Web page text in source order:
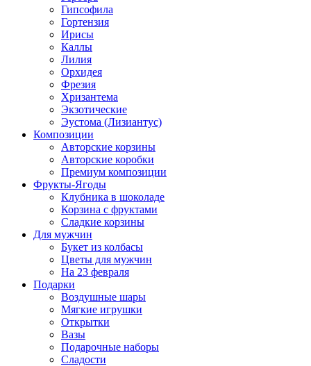
Гипсофила
Гортензия
Ирисы
Каллы
Лилия
Орхидея
Фрезия
Хризантема
Экзотические
Эустома (Лизиантус)
Композиции
Авторские корзины
Авторские коробки
Премиум композиции
Фрукты-Ягоды
Клубника в шоколаде
Корзина с фруктами
Сладкие корзины
Для мужчин
Букет из колбасы
Цветы для мужчин
На 23 февраля
Подарки
Воздушные шары
Мягкие игрушки
Открытки
Вазы
Подарочные наборы
Сладости